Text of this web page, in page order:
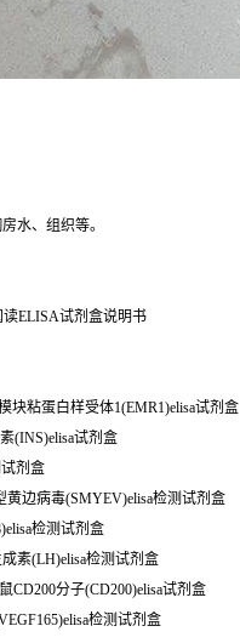
水、组织等。
ELISA试剂盒说明书
块粘蛋白样受体1(EMR1)elisa试剂盒
(INS)elisa试剂盒
剂盒
黄边病毒(SMYEV)elisa检测试剂盒
检测试剂盒
素(LH)elisa检测试剂盒
CD200分子(CD200)elisa试剂盒
检测试剂盒